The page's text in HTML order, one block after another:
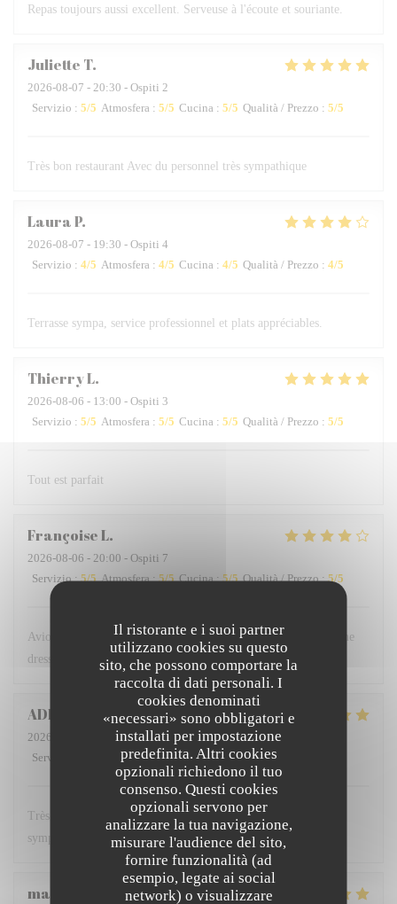
Il ristorante e i suoi partner
utilizzano cookies su questo
sito, che possono comportare la
raccolta di dati personali. I
cookies denominati
«necessari» sono obbligatori e
installati per impostazione
predefinita. Altri cookies
opzionali richiedono il tuo
consenso. Questi cookies
opzionali servono per
analizzare la tua navigazione,
misurare l'audience del sito,
fornire funzionalità (ad
esempio, legate ai social
network) o visualizzare
Repas toujours aussi excellent. Serveuse à l'écoute et souriante.
Juliette T
2026-08-07 - 20:30 - Ospiti 2
Servizio : 5/5 Atmosfera : 5/5 Cucina : 5/5 Qualità / Prezzo : 5/5
Très bon restaurant Avec du personnel très sympathique
LauraP
2026-08-07 - 19:30 - Ospiti 4
Servizio : 4/5 Atmosfera : 4/5 Cucina : 4/5 Qualità / Prezzo : 4/5
Terrasse sympa, service professionnel et plats appréciables.
ThierryL
2026-08-06 - 13:00 - Ospiti 3
Servizio : 5/5 Atmosfera : 5/5 Cucina : 5/5 Qualità / Prezzo : 5/5
Tout est parfait
FrançoiseL
2026-08-06 - 20:00 - Ospiti 7
Servizio: 5/5 Atmosfera: 5/5 Cucina: 5/5 Qualità / Prezzo: 5/5
Avions réservé extérieur mais vu le petit vent frais sans problème
dressé une table à l intérieur Grand merci pour votre écoute
ADELINE
2026-07-26
- 12:30 - Ospiti 5
Servizio
Atmosfera: 5/5 Cucina: 5 /5 Qualità / Prezzo
Très bon restaurant où nous avons l'habitude de manger serveur
sympathique repas délicieux et à un bon rapport qualité prix
marie-pierre B